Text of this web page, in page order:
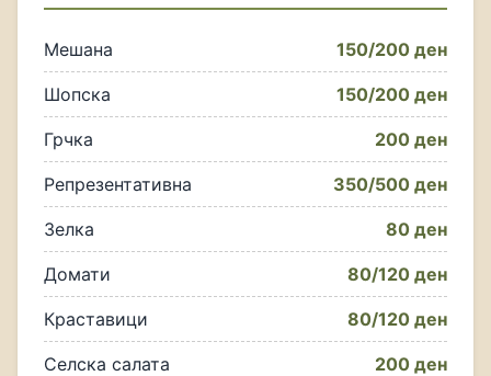
Мешана 150/200 ден
Шопска 150/200 ден
Грчка 200 ден
Репрезентативна 350/500 ден
Зелка 80 ден
Домати 80/120 ден
Краставици 80/120 ден
Селска салата 200 ден